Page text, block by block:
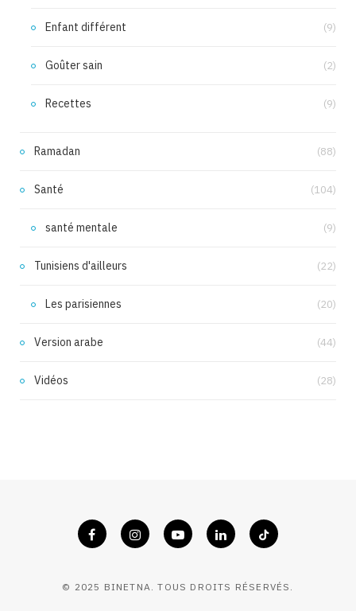
Enfant différent (9)
Goûter sain (2)
Recettes (9)
Ramadan (88)
Santé (104)
santé mentale (9)
Tunisiens d'ailleurs (22)
Les parisiennes (20)
Version arabe (44)
Vidéos (28)
© 2025 BINETNA. TOUS DROITS RÉSERVÉS.